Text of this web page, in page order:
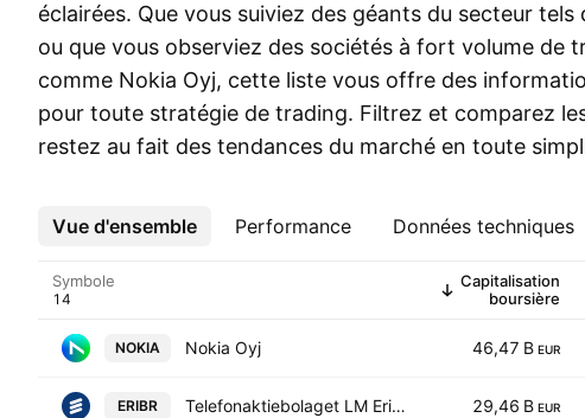
éclairées. Que vous suiviez des géants du secteur tels
ou que vous observiez des sociétés à fort volume de
comme Nokia Oyj, cette liste vous offre des
pour toute stratégie de trading. Filtrez et comparez
restez au fait des tendances du marché en toute
Vue d'ensemble Performance Données techniques
Plus
Symbole
Capitalisation
boursière
NOKIA Nokia Oyj 46,47 B EUR
ERIBR Telefonaktiebolaget LM Ericsson Class B 29,46 B EUR